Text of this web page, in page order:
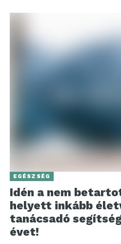
EGÉSZSÉG
Idén a nem
helyett inkább
tanácsadó
évet!